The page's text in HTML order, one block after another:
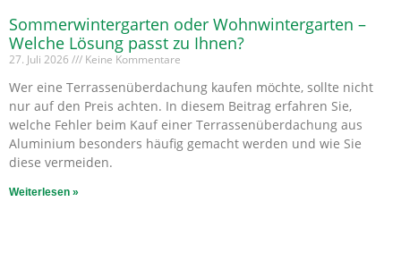
Sommerwintergarten oder Wohnwintergarten –
Welche Lösung passt zu Ihnen?
27. Juli 2026 Keine Kommentare
Wer eine Terrassenüberdachung kaufen möchte, sollte nicht
nur auf den Preis achten. In diesem Beitrag erfahren Sie,
welche Fehler beim Kauf einer Terrassenüberdachung aus
Aluminium besonders häufig gemacht werden und wie Sie
diese vermeiden.
Weiterlesen »